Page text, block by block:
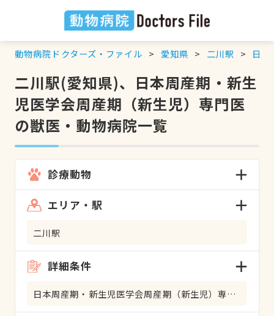
動物病院ドクターズ・ファイル 愛知県 二川駅 日
二川駅(愛知県)、日本周産期・新生
児医学会周産期（新生児）専門医
の獣医・動物病院一覧
診療動物
エリア・駅
二川駅
詳細条件
日本周産期・新生児医学会周産期（新生児）専門医